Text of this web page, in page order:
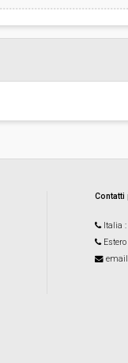
Italia
Estero
email